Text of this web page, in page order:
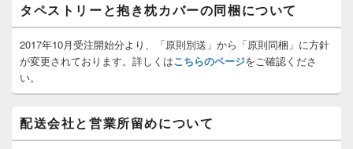
エ
リ
ア
タペストリーと抱き枕カバーの同梱について
2017年10月受注開始分より、「原則別送」から「原則同梱」に方針
が変更されております。詳しくはこちらのページをご確認くださ
い。
配送会社と営業所留めについて